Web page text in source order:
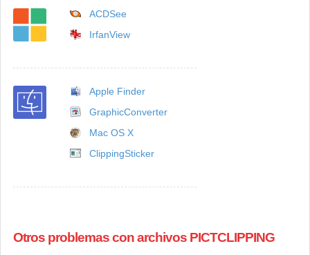
ACDSee
IrfanView
Apple Finder
GraphicConverter
Mac OS X
ClippingSticker
Otros problemas con archivos PICTCLIPPING